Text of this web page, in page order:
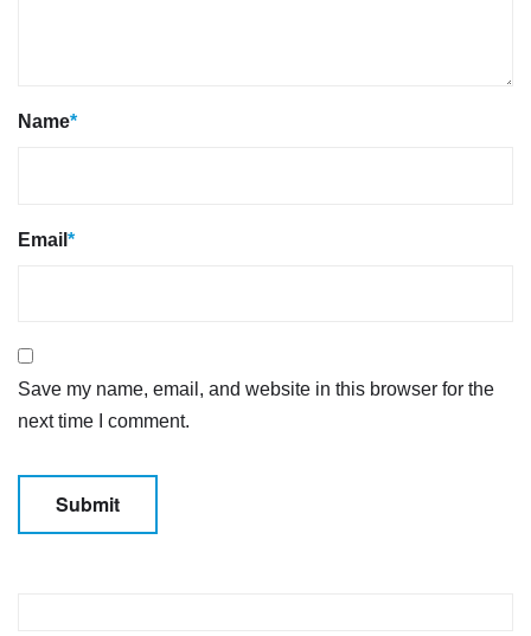
Name*
Email *
Save my name, email, and website in this browser for the
next time I comment.